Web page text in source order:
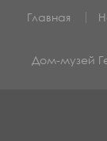
Главная
Дом-музей